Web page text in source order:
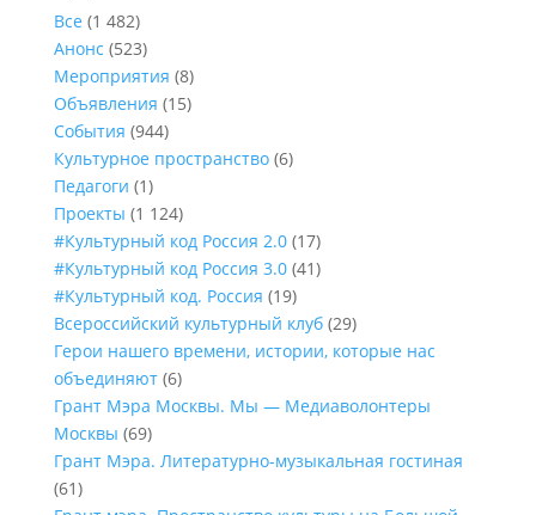
Все (1 482)
Анонс (523)
Мероприятия (8)
Объявления (15)
События (944)
Культурное пространство(6)
Педагоги (1)
Проекты (1 124)
#Культурный код Россия 2.0(17)
#Культурный код Россия 3.0(41)
#Культурный код. Россия (19)
Всероссийский культурный клуб(29)
Герои нашего времени, истории, которые нас
объединяют(6)
Грант Мэра Москвы. Мы — Медиаволонтеры
Москвы (69)
Грант Мэра. Литературно-музыкальная гостиная
(61)